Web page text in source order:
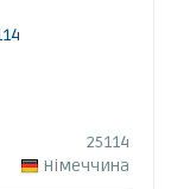
25114
Німеччина